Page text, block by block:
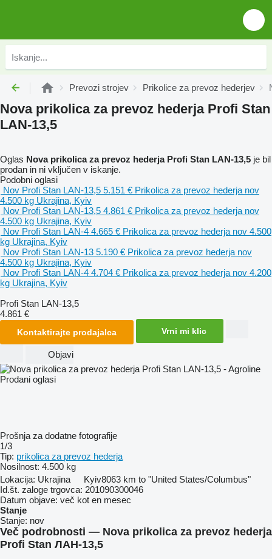
Prevozi strojev Prikolice za prevoz hederjev
Nova prikolica za prevoz hederja Profi Stan
LAN-13,5
Oglas Nova prikolica za prevoz hederja Profi Stan LAN-13,5 je bil
prodan in ni vključen v iskanje.
Podobni oglasi
Nov Profi Stan LAN-13,5 5.151 € Prikolica za prevoz hederja nov
4.500 kg Ukrajina, Kyiv
Nov Profi Stan LAN-13,5 4.861 € Prikolica za prevoz hederja nov
4.500 kg Ukrajina, Kyiv
Nov Profi Stan LAN-4 4.665 € Prikolica za prevoz hederja nov 4.500
kg Ukrajina, Kyiv
Nov Profi Stan LAN-13 5.190 € Prikolica za prevoz hederja nov
4.500 kg Ukrajina, Kyiv
Nov Profi Stan LAN-4 4.704 € Prikolica za prevoz hederja nov 4.200
kg Ukrajina, Kyiv
Profi Stan LAN-13,5
4.861 €
Kontaktirajte prodajalca Vrni mi klic
Objavi
Prodani oglasi
Prošnja za dodatne fotografije
1/3
Tip: prikolica za prevoz hederja
Nosilnost: 4.500 kg
Lokacija: Ukrajina Kyiv8063 km to "United States/Columbus"
Id.št. zaloge trgovca: 201090300046
Datum objave: več kot en mesec
Stanje
Stanje: nov
Več podrobnosti — Nova prikolica za prevoz hederja
Profi Stan ЛАН-13,5